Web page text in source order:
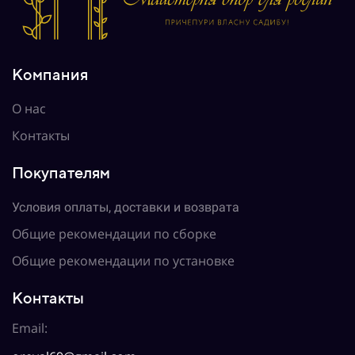
Компания
О нас
Контакты
Покупателям
Условия оплаты, доставки и возврата
Общие рекомендации по сборке
Общие рекомендации по установке
Контакты
Email: